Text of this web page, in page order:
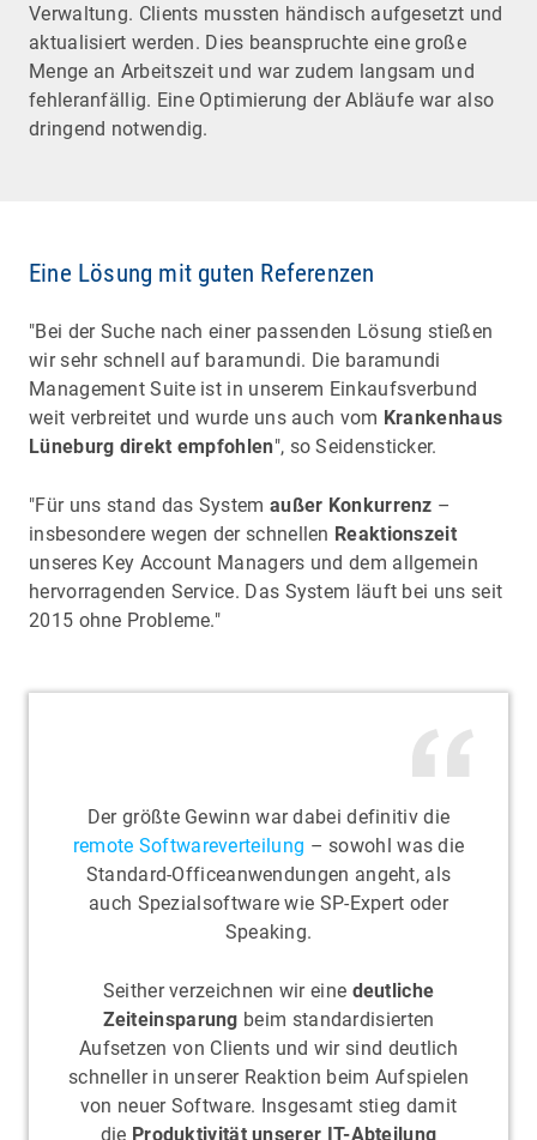
Verwaltung. Clients mussten händisch aufgesetzt und
aktualisiert werden. Dies beanspruchte eine große
Menge an Arbeitszeit und war zudem langsam und
fehleranfällig. Eine Optimierung der Abläufe war also
dringend notwendig.
Eine Lösung mit guten Referenzen
"Bei der Suche nach einer passenden Lösung stießen
wir sehr schnell auf baramundi. Die baramundi
Management Suite ist in unserem Einkaufsverbund
weit verbreitet und wurde uns auch vom Krankenhaus
Lüneburg direkt empfohlen", so Seidensticker.
"Für uns stand das System außer Konkurrenz –
insbesondere wegen der schnellen Reaktionszeit
unseres Key Account Managers und dem allgemein
hervorragenden Service. Das System läuft bei uns seit
2015 ohne Probleme."
Der größte Gewinn war dabei definitiv die
remote Softwareverteilung – sowohl was die
Standard-Officeanwendungen angeht, als
auch Spezialsoftware wie SP-Expert oder
Speaking.
Seither verzeichnen wir eine deutliche
Zeiteinsparung beim standardisierten
Aufsetzen von Clients und wir sind deutlich
schneller in unserer Reaktion beim Aufspielen
von neuer Software. Insgesamt stieg damit
die Produktivität unserer IT-Abteilung